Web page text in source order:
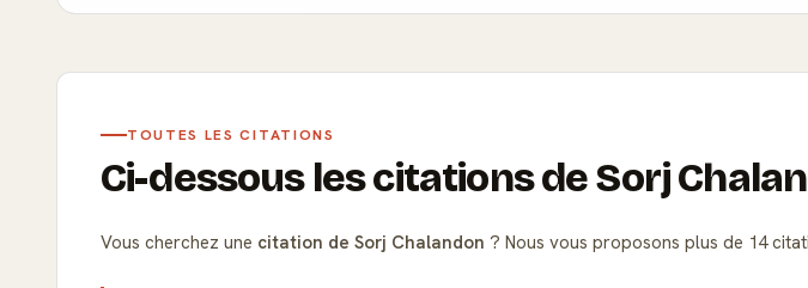
TOUTES LES CITATIONS
Ci-dessous les citations de Sorj
Vous cherchez une citation de Sorj Chalandon ? Nous vous proposons plus de 14